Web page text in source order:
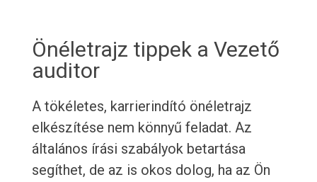
Önéletrajz tippek a Vezető
auditor
A tökéletes, karrierindító önéletrajz
elkészítése nem könnyű feladat. Az
általános írási szabályok betartása
segíthet, de az is okos dolog, ha az Ön